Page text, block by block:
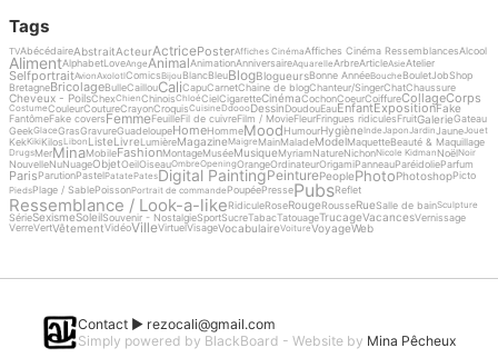
Tags
TVAbécédaireAbstraitActeurActricePosterAffiches CinémaAffiches Cinéma RessemblancesAlcool
AlimentAlphabetLoveAngeAnimalAnimationAnniversaireAquarelleArbreArticleAsieAtelier
SelfportraitAvionAxolotlComicsBijou BlancBleuBlogBlogueursBonne AnnéeBouche BouletJobShop
BretagneBricolageBulleCaillouCaliCapuCarnetChaine de blogChanteur/SingerChatChaussure
Cheveux - PoilsChexChienChinoisChloéCielCigaretteCinémaCochonCoeurCoiffureCollageCorps
CostumeCouleurCoutureCrayonCroquisCuisineDdoooDessinDoudouEauEnfantExpositionFake
FantômeFake coversFemmeFeuilleFil de cuivreFilm / MovieFleurFringues ridiculesFruitGalerieGateau
GeekGlaceGrasGravureGuadeloupeHomeHommeMoodHumourHygièneIndeJaponJardinJauneJouet
KekKikiKilosLibon ListeLivreLumièreMagazineMaigre MainMaladeModelMaquetteBeauté & Maquillage
DrugsMerMinaMobileFashionMontageMuséeMusiqueMyriamNatureNichonNicole Kidman NoëlNoir
NouvelleNuNuageObjetOeilOiseauOmbreOpeningOrangeOrdinateurOrigamiPanneauParéidolieParfum
ParisParutionPastel PatatePatesDigital PaintingPeinturePeoplePhotoPhotoshopPicto
PiedsPlage / SablePoissonPortrait de commande PoupéePressePubsReflet
Ressemblance / Look-a-likeRidiculeRoseRougeRousseRueSalle de bainSculpture
SérieSexismeSoleilSouvenir - NostalgieSportSucreTabacTatouageTrucageVacancesVernissage
VerreVertVêtementVidéoVilleVirtuelVisageVocabulaireVoitureVoyageWeb
Contact ► rezocali@gmail.com
Simply powered by BlackBoard - Website by Mina Pêcheux